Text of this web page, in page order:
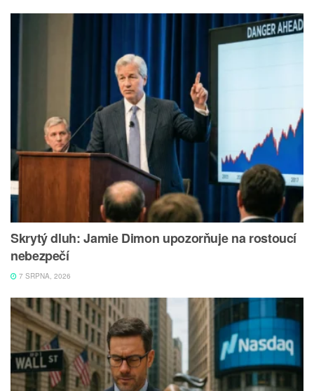
Skrytý dluh: Jamie Dimon upozorňuje na rostoucí
nebezpečí
7 SRPNA, 2026